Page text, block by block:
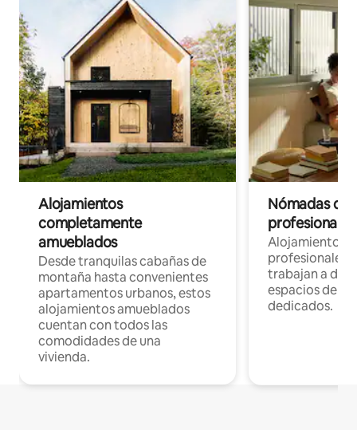
Alojamientos
completamente
amueblados
Desde tranquilas cabañas de
montaña hasta convenientes
apartamentos urbanos, estos
alojamientos amueblados
cuentan con todos las
comodidades de una
vivienda.
Nómadas
Alojamientos
profesionales
trabajan a
espacios de
dedicados.